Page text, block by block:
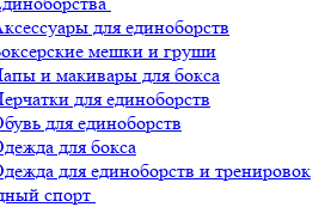
для единоборств
мешки и груши
и макивары для бокса
для единоборств
для единоборств
для бокса
для единоборств и тренировок
спорт